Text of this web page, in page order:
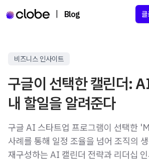
Blog
비즈니스 인사이트
구글이 선택한 캘린더:
내 할일을 알려준다
구글 AI 스타트업 프로그램이 선택한
사례를 통해 일정 조율을 넘어 조직의
재구성하는 AI 캘린더 전략과 리더십